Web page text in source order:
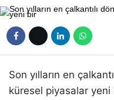
Son yılların en
küresel piyasalar yeni